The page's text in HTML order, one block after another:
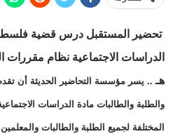
تحضير المستقبل درس قضية
الدراسات الاجتماعية نظام مقررات
هـ .. يسر مؤسسة التحاضير الحديثة أن
والطلبة والطالبات مادة الدراسات
المختلفة لجميع الطلبة والطالبات